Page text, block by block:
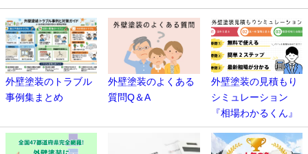
外壁塗装のトラブル
事例集まとめ
外壁塗装のよくある
質問Q＆A
外壁塗装の見積もり
シミュレーション
『相場わかるくん』